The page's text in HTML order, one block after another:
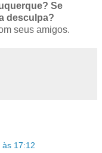
Se
desculpa?
seus amigos.
17:12